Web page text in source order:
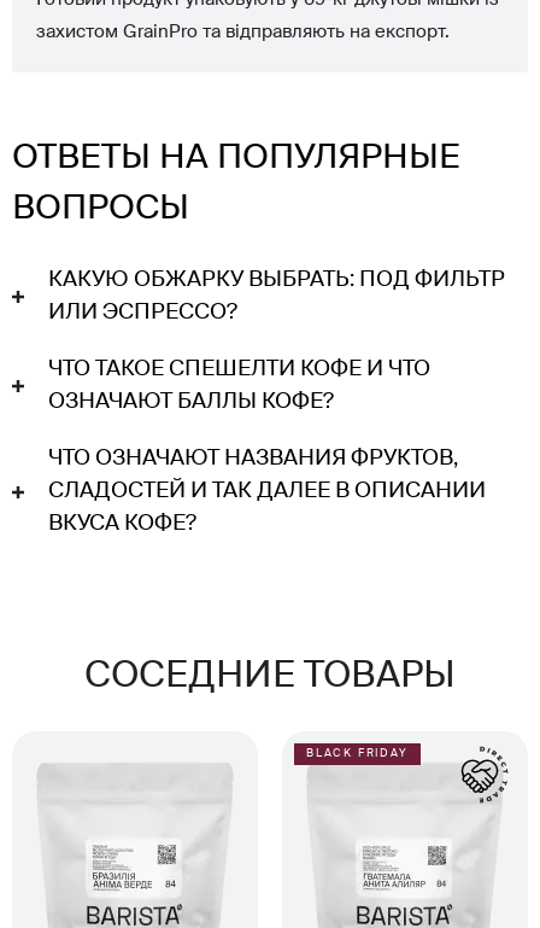
захистом GrainPro та відправляють на експорт.
ОТВЕТЫ НА ПОПУЛЯРНЫЕ
ВОПРОСЫ
КАКУЮ ОБЖАРКУ ВЫБРАТЬ: ПОД ФИЛЬТР
ИЛИ ЭСПРЕССО?
ЧТО ТАКОЕ СПЕШЕЛТИ КОФЕ И ЧТО
ОЗНАЧАЮТ БАЛЛЫ КОФЕ?
ЧТО ОЗНАЧАЮТ НАЗВАНИЯ ФРУКТОВ,
СЛАДОСТЕЙ И ТАК ДАЛЕЕ В ОПИСАНИИ
ВКУСА КОФЕ?
СОСЕДНИЕ ТОВАРЫ
BLACK FRIDAY